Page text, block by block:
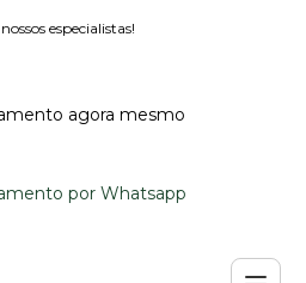
especialistas!
agora mesmo
por Whatsapp